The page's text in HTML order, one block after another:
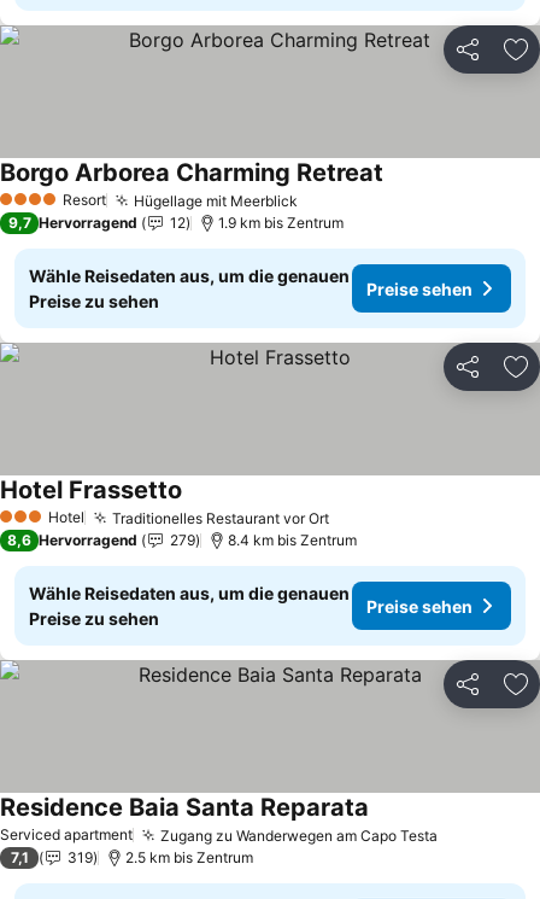
Teilen
4 Sterne Resort Hügellage mit Meerblick
Borgo Arborea Charming Retreat
9,7 Hervorragend 12 1.9 km bis Zentrum
Wähle Reisedaten aus, um die genauen
Preise zu sehen
Preise sehen
Teilen
3 SterneHotel Traditionelles Restaurant vor Ort
Hotel Frassetto
8,6 Hervorragend 279 8.4 km bis Zentrum
Wähle Reisedaten aus, um die genauen
Preise zu sehen
Preise sehen
Teilen
Serviced apartment Zugang zu Wanderwegen am Capo Testa
Residence Baia Santa Reparata
7,1 319 2.5 km bis Zentrum